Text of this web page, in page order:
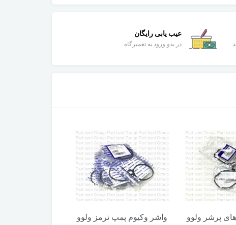
عیب یابی رایگان
در بدو ورود به تعمیرگاه
پرشر ولوو
واشر وکیوم پمپ ترمز ولوو